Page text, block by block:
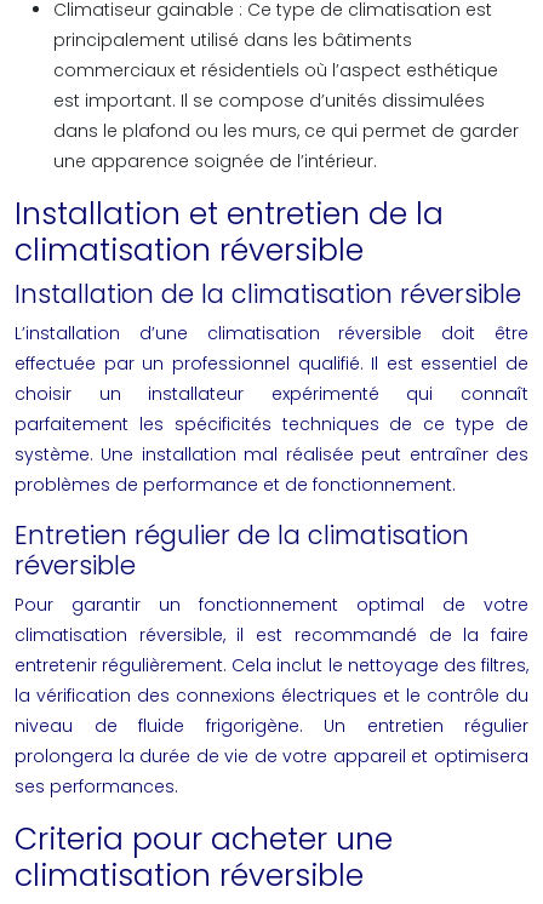
Climatiseur gainable : Ce type de climatisation est
principalement utilisé dans les bâtiments
commerciaux et résidentiels où l’aspect esthétique
est important. Il se compose d’unités dissimulées
dans le plafond ou les murs, ce qui permet de garder
une apparence soignée de l’intérieur.
Installation et entretien de la
climatisation réversible
Installation de la climatisation réversible
L’installation d’une climatisation réversible doit être
effectuée par un professionnel qualifié. Il est essentiel de
choisir un installateur expérimenté qui connaît
parfaitement les spécificités techniques de ce type de
système. Une installation mal réalisée peut entraîner des
problèmes de performance et de fonctionnement.
Entretien régulier de la climatisation
réversible
Pour garantir un fonctionnement optimal de votre
climatisation réversible, il est recommandé de la faire
entretenir régulièrement. Cela inclut le nettoyage des filtres,
la vérification des connexions électriques et le contrôle du
niveau de fluide frigorigène. Un entretien régulier
prolongera la durée de vie de votre appareil et optimisera
ses performances.
Criteria pour acheter une
climatisation réversible